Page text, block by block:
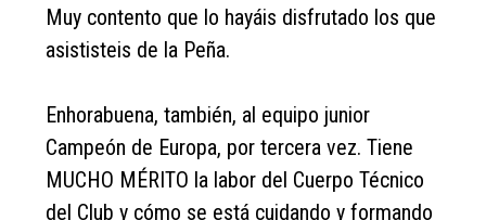
Muy contento que lo hayáis disfrutado los que
asististeis de la Peña.
Enhorabuena, también, al equipo junior
Campeón de Europa, por tercera vez. Tiene
MUCHO MÉRITO la labor del Cuerpo Técnico
del Club y cómo se está cuidando y formando